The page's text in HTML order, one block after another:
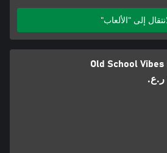
إلى "الألعاب"
Old School Vibes